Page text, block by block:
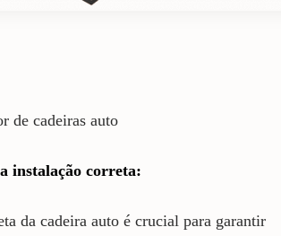
de cadeiras auto
instalação correta:
da cadeira auto é crucial para garantir